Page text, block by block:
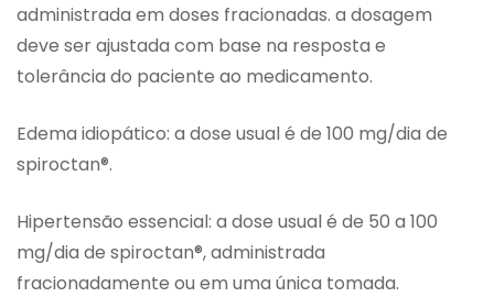
administrada em doses fracionadas. a dosagem
deve ser ajustada com base na resposta e
tolerância do paciente ao medicamento.
Edema idiopático: a dose usual é de 100 mg/dia de
spiroctan®.
Hipertensão essencial: a dose usual é de 50 a 100
mg/dia de spiroctan®, administrada
fracionadamente ou em uma única tomada.